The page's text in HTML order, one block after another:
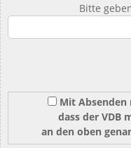
Bitte
Mit Absenden
dass der VDB
an den oben